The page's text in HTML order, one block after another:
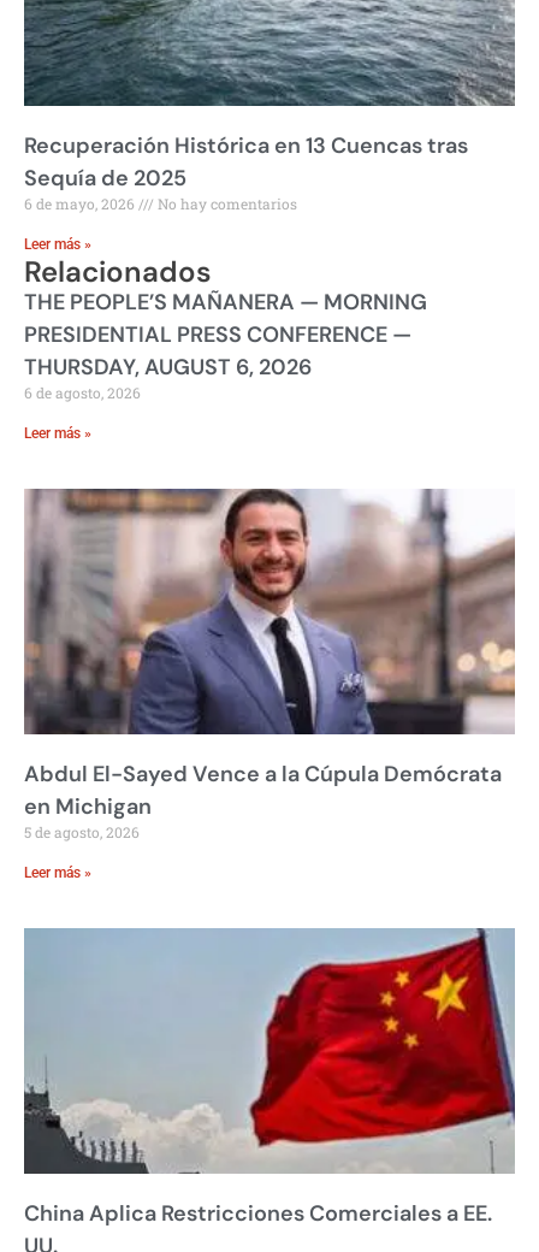
Recuperación Histórica en 13 Cuencas tras
Sequía de 2025
6 de mayo, 2026 No hay comentarios
Leer más »
Relacionados
THE PEOPLE’S MAÑANERA — MORNING
PRESIDENTIAL PRESS CONFERENCE —
THURSDAY, AUGUST 6, 2026
6 de agosto, 2026
Leer más »
Abdul El-Sayed Vence a la Cúpula Demócrata
en Michigan
5 de agosto, 2026
Leer más »
China Aplica Restricciones Comerciales a EE.
UU.